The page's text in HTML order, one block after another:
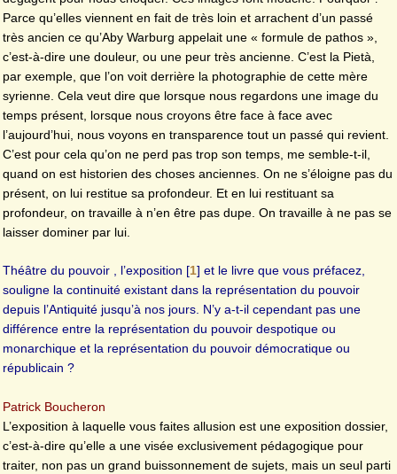
Parce qu’elles viennent en fait de très loin et arrachent d’un passé
très ancien ce qu’Aby Warburg appelait une « formule de pathos »,
c’est-à-dire une douleur, ou une peur très ancienne. C’est la Pietà,
par exemple, que l’on voit derrière la photographie de cette mère
syrienne. Cela veut dire que lorsque nous regardons une image du
temps présent, lorsque nous croyons être face à face avec
l’aujourd’hui, nous voyons en transparence tout un passé qui revient.
C’est pour cela qu’on ne perd pas trop son temps, me semble-t-il,
quand on est historien des choses anciennes. On ne s’éloigne pas du
présent, on lui restitue sa profondeur. Et en lui restituant sa
profondeur, on travaille à n’en être pas dupe. On travaille à ne pas se
laisser dominer par lui.
Théâtre du pouvoir , l’exposition [1] et le livre que vous préfacez,
souligne la continuité existant dans la représentation du pouvoir
depuis l’Antiquité jusqu’à nos jours. N’y a-t-il cependant pas une
différence entre la représentation du pouvoir despotique ou
monarchique et la représentation du pouvoir démocratique ou
républicain ?
Patrick Boucheron
L’exposition à laquelle vous faites allusion est une exposition dossier,
c’est-à-dire qu’elle a une visée exclusivement pédagogique pour
traiter, non pas un grand buissonnement de sujets, mais un seul parti